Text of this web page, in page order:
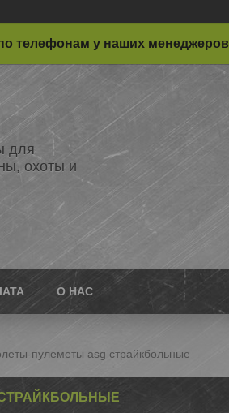
телефонам у наших менеджеров
для
охоты и
О НАС
пулеметы asg страйкбольные